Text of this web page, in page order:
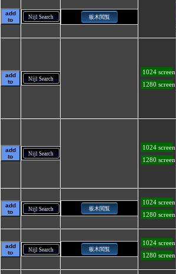
add
to
Nijl Search 板木閲覧
add
to
Nijl Search
1024 screen
1280 screen
add
to
Nijl Search
1024 screen
1280 screen
add
to
Nijl Search 板木閲覧
1024 screen
1280 screen
add
to
Nijl Search 板木閲覧
1024 screen
1280 screen